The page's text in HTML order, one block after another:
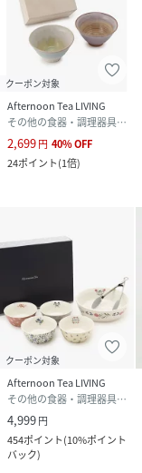
クーポン対象
Afternoon Tea LIVING
その他の食器・調理器具・キッチン用品
2,699円 40%OFF
24ポイント(1倍)
クーポン対象
Afternoon Tea LIVING
その他の食器・調理器具・キッチン用品
4,999円
454ポイント(10%ポイント
バック)